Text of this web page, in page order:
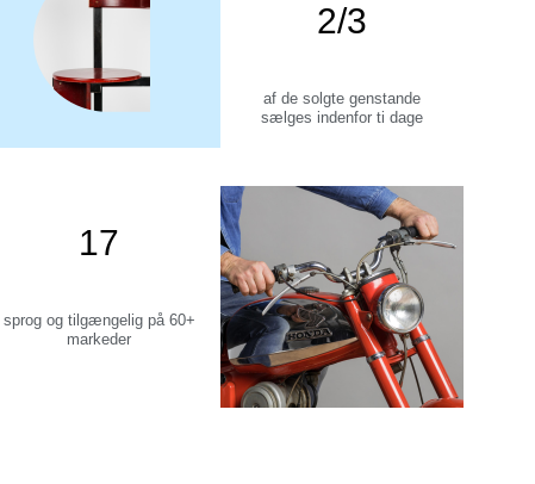
17
sprog og tilgængelig på 60+
markeder
2/3
af de solgte genstande
sælges indenfor ti dage